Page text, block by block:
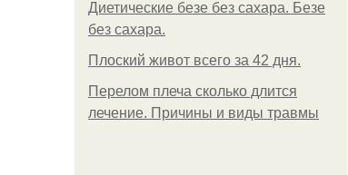
Диетические безе без сахара. Безе
без сахара.
Плоский живот всего за 42 дня.
Перелом плеча сколько длится
лечение. Причины и виды травмы